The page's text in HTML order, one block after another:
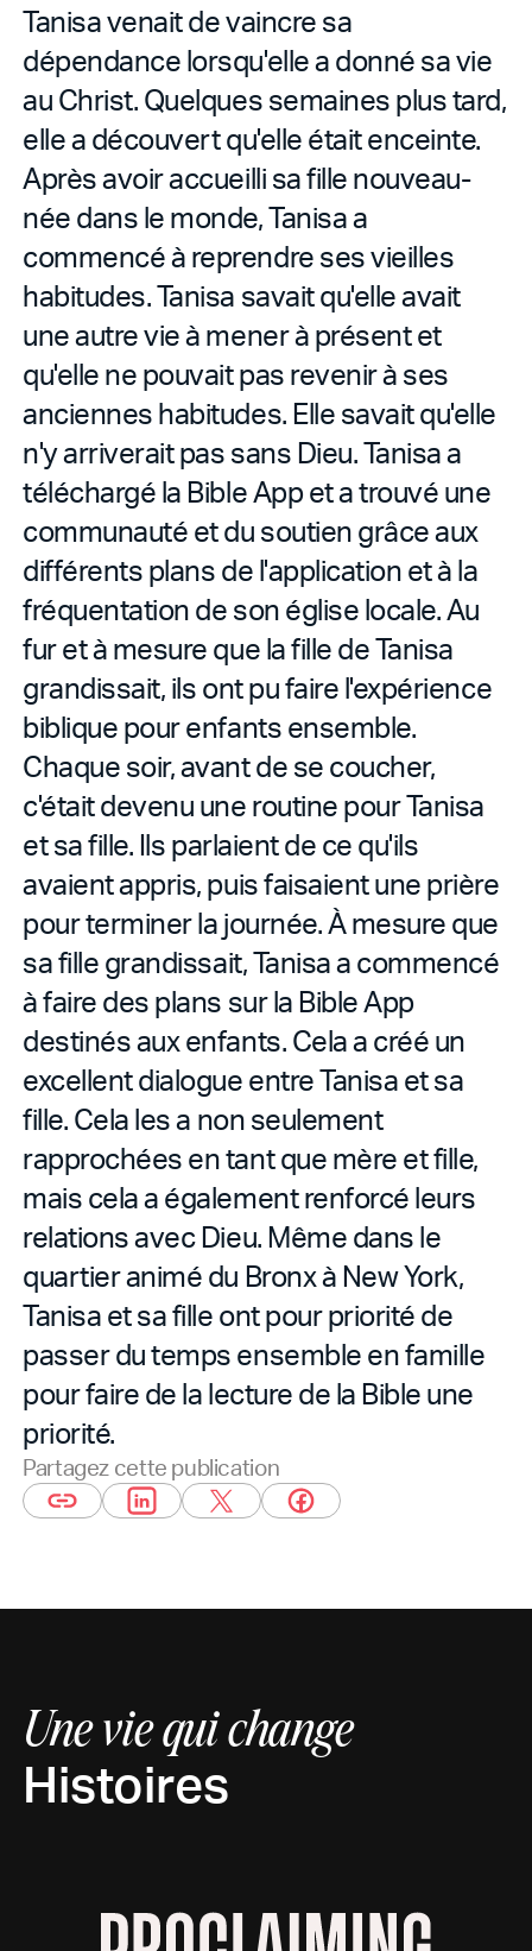
Tanisa venait de vaincre sa
dépendance lorsqu'elle a donné sa vie
au Christ. Quelques semaines plus tard,
elle a découvert qu'elle était enceinte.
Après avoir accueilli sa fille nouveau-
née dans le monde, Tanisa a
commencé à reprendre ses vieilles
habitudes. Tanisa savait qu'elle avait
une autre vie à mener à présent et
qu'elle ne pouvait pas revenir à ses
anciennes habitudes. Elle savait qu'elle
n'y arriverait pas sans Dieu. Tanisa a
téléchargé la Bible App et a trouvé une
communauté et du soutien grâce aux
différents plans de l'application et à la
fréquentation de son église locale. Au
fur et à mesure que la fille de Tanisa
grandissait, ils ont pu faire l'expérience
biblique pour enfants ensemble.
Chaque soir, avant de se coucher,
c'était devenu une routine pour Tanisa
et sa fille. Ils parlaient de ce qu'ils
avaient appris, puis faisaient une prière
pour terminer la journée. À mesure que
sa fille grandissait, Tanisa a commencé
à faire des plans sur la Bible App
destinés aux enfants. Cela a créé un
excellent dialogue entre Tanisa et sa
fille. Cela les a non seulement
rapprochées en tant que mère et fille,
mais cela a également renforcé leurs
relations avec Dieu. Même dans le
quartier animé du Bronx à New York,
Tanisa et sa fille ont pour priorité de
passer du temps ensemble en famille
pour faire de la lecture de la Bible une
priorité.
Partagez cette publication
Une vie qui change
Histoires